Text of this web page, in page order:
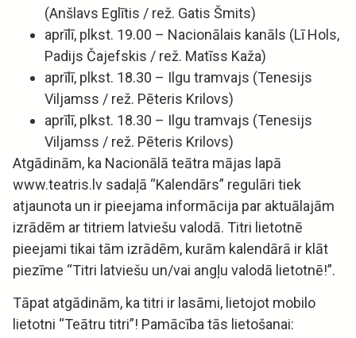
(Anšlavs Eglītis / rež. Gatis Šmits)
aprīlī, plkst. 19.00 – Nacionālais kanāls (Lī Hols,
Padijs Čajefskis / rež. Matīss Kaža)
aprīlī, plkst. 18.30 – Ilgu tramvajs (Tenesijs
Viljamss / rež. Pēteris Krilovs)
aprīlī, plkst. 18.30 – Ilgu tramvajs (Tenesijs
Viljamss / rež. Pēteris Krilovs)
Atgādinām, ka Nacionālā teātra mājas lapā
www.teatris.lv sadaļā “Kalendārs” regulāri tiek
atjaunota un ir pieejama informācija par aktuālajām
izrādēm ar titriem latviešu valodā. Titri lietotnē
pieejami tikai tām izrādēm, kurām kalendārā ir klāt
piezīme “Titri latviešu un/vai angļu valodā lietotnē!”.
Tāpat atgādinām, ka titri ir lasāmi, lietojot mobilo
lietotni “Teātru titri”! Pamācība tās lietošanai: